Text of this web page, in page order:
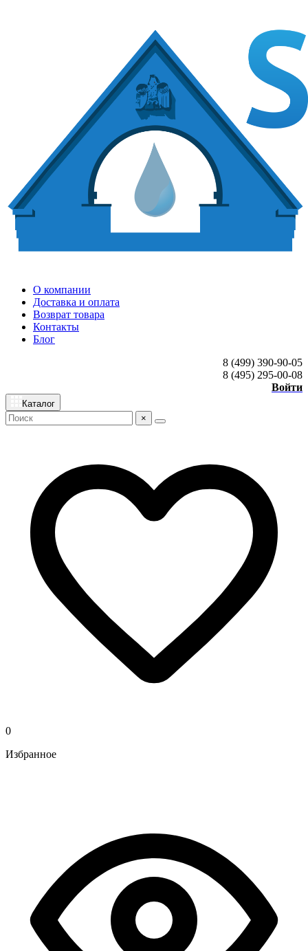
О компании
Доставка и оплата
Возврат товара
Контакты
Блог
8 (499) 390-90-05
8 (495) 295-00-08
Войти
Каталог
×
0
Избранное